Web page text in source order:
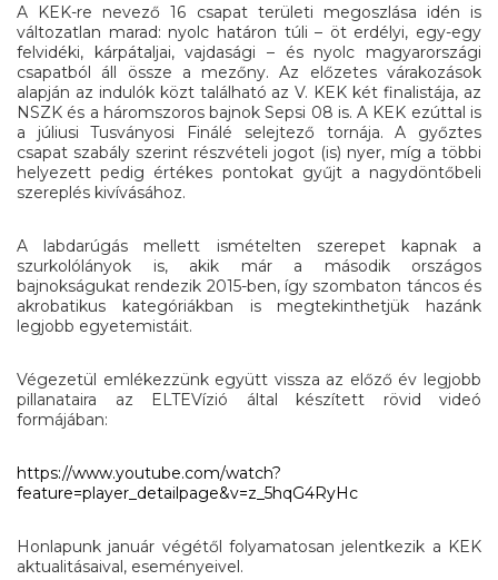
A KEK-re nevező 16 csapat területi megoszlása idén is
változatlan marad: nyolc határon túli – öt erdélyi, egy-egy
felvidéki, kárpátaljai, vajdasági – és nyolc magyarországi
csapatból áll össze a mezőny. Az előzetes várakozások
alapján az indulók közt található az V. KEK két finalistája, az
NSZK és a háromszoros bajnok Sepsi 08 is. A KEK ezúttal is
a júliusi Tusványosi Finálé selejtező tornája. A győztes
csapat szabály szerint részvételi jogot (is) nyer, míg a többi
helyezett pedig értékes pontokat gyűjt a nagydöntőbeli
szereplés kivívásához.
A labdarúgás mellett ismételten szerepet kapnak a
szurkolólányok is, akik már a második országos
bajnokságukat rendezik 2015-ben, így szombaton táncos és
akrobatikus kategóriákban is megtekinthetjük hazánk
legjobb egyetemistáit.
Végezetül emlékezzünk együtt vissza az előző év legjobb
pillanataira az ELTEVízió által készített rövid videó
formájában:
https://www.youtube.com/watch?
feature=player_detailpage&v=z_5hqG4RyHc
Honlapunk január végétől folyamatosan jelentkezik a KEK
aktualitásaival, eseményeivel.